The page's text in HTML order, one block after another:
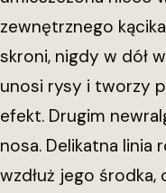
zewnętrznego
skroni, nigdy w dół
unosi rysy i tworzy
efekt. Drugim
nosa. Delikatna
wzdłuż jego